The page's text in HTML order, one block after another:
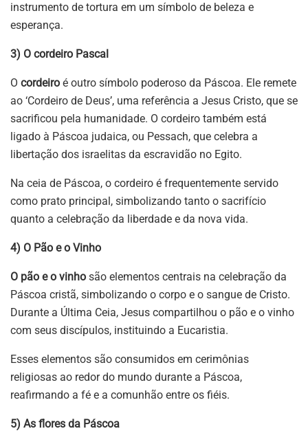
instrumento de tortura em um símbolo de beleza e
esperança.
3) O cordeiro Pascal
O cordeiro é outro símbolo poderoso da Páscoa. Ele remete
ao ‘Cordeiro de Deus’, uma referência a Jesus Cristo, que se
sacrificou pela humanidade. O cordeiro também está
ligado à Páscoa judaica, ou Pessach, que celebra a
libertação dos israelitas da escravidão no Egito.
Na ceia de Páscoa, o cordeiro é frequentemente servido
como prato principal, simbolizando tanto o sacrifício
quanto a celebração da liberdade e da nova vida.
4) O Pão e o Vinho
O pão e o vinho são elementos centrais na celebração da
Páscoa cristã, simbolizando o corpo e o sangue de Cristo.
Durante a Última Ceia, Jesus compartilhou o pão e o vinho
com seus discípulos, instituindo a Eucaristia.
Esses elementos são consumidos em cerimônias
religiosas ao redor do mundo durante a Páscoa,
reafirmando a fé e a comunhão entre os fiéis.
5) As flores da Páscoa